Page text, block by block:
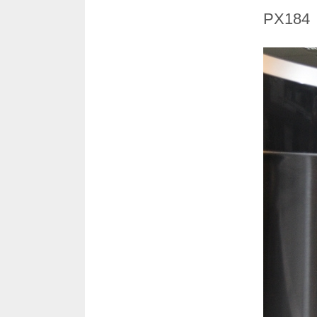
PX184